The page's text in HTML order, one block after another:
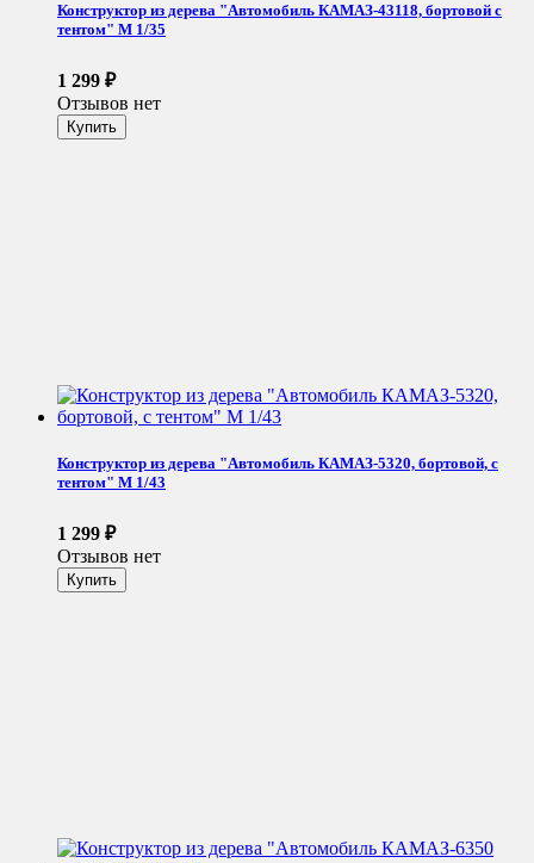
Конструктор из дерева "Автомобиль КАМАЗ-43118, бортовой с
тентом" М 1/35
1 299 ₽
Отзывов нет
Конструктор из дерева "Автомобиль КАМАЗ-5320, бортовой, с
тентом" М 1/43
1 299 ₽
Отзывов нет